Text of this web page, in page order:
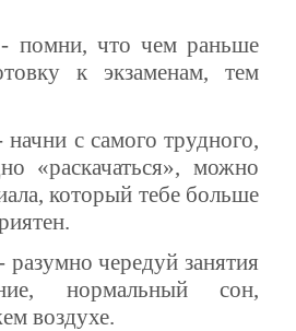
- помни, что чем раньше
к экзаменам, тем
начни с самого трудного,
«раскачаться», можно
который тебе больше
разумно чередуй занятия
нормальный сон,
воздухе.